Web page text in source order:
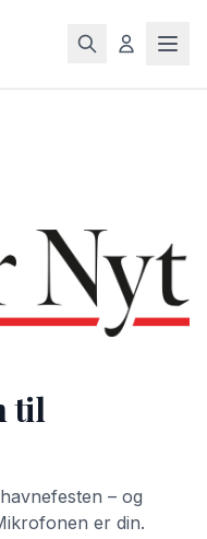
til
– og
er din.